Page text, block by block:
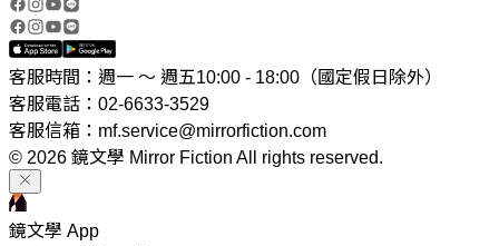
客服時間：週一 ～ 週五10:00 - 18:00（國定假日除外）
客服電話：02-6633-3529
客服信箱：mf.service@mirrorfiction.com
© 2026 鏡文學 Mirror Fiction All rights reserved.
鏡文學 App